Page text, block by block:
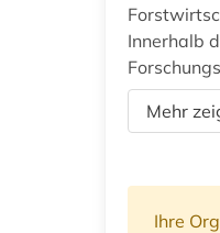
Innerhalb
Mehr
Ihre